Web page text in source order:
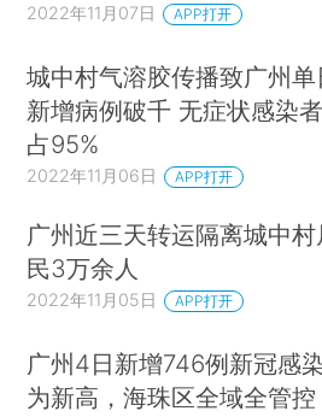
2022年11月07日 APP打开
城中村气溶胶传播致广州单
新增病例破千 无症状感染者
占95%
2022年11月06日 APP打开
广州近三天转运隔离城中村
民3万余人
2022年11月05日 APP打开
广州4日新增746例新冠感
为新高，海珠区全域全管控